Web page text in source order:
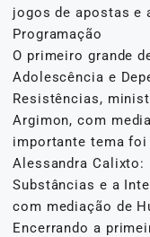
jogos de apostas e
Programação
O primeiro grande
Adolescência e
Resistências,
Argimon, com
importante tema
Alessandra Calixto:
Substâncias e a
com mediação de
Encerrando a